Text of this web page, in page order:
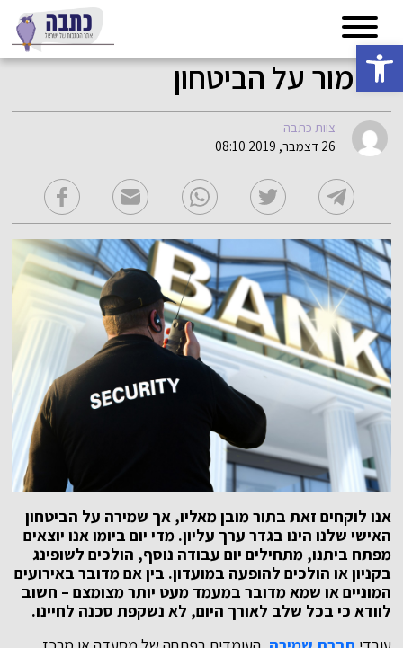
פתח סרגל נגישות
לשמור על הביטחון
צוות כתבה
26 דצמבר, 2019 08:10
אנו לוקחים זאת בתור מובן מאליו, אך שמירה על הביטחון
האישי שלנו הינו בגדר ערך עליון. מדי יום ביומו אנו יוצאים
מפתח ביתנו, מתחילים יום עבודה נוסף, הולכים לשופינג
בקניון או הולכים להופעה במועדון. בין אם מדובר באירועים
המוניים או שמא מדובר במעמד מעט יותר מצומצם – חשוב
לוודא כי בכל שלב לאורך היום, לא נשקפת סכנה לחיינו.